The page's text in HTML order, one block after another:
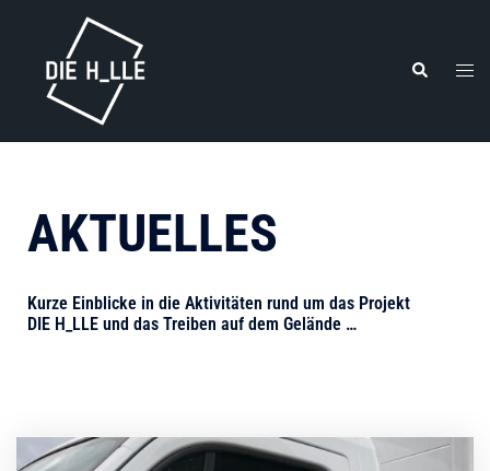
AKTUELLES
Kurze Einblicke in die Aktivitäten rund um das Projekt
DIE H_LLE und das Treiben auf dem Gelände …